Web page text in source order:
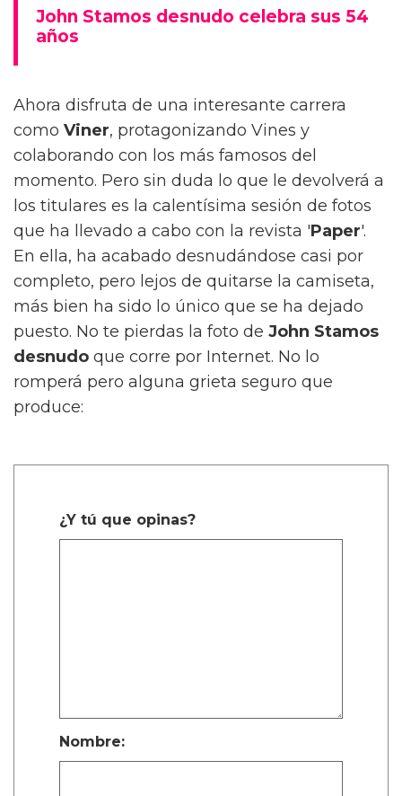
John Stamos desnudo celebra sus 54
años
Ahora disfruta de una interesante carrera
como Viner, protagonizando Vines y
colaborando con los más famosos del
momento. Pero sin duda lo que le devolverá a
los titulares es la calentísima sesión de fotos
que ha llevado a cabo con la revista 'Paper'.
En ella, ha acabado desnudándose casi por
completo, pero lejos de quitarse la camiseta,
más bien ha sido lo único que se ha dejado
puesto. No te pierdas la foto de John Stamos
desnudo que corre por Internet. No lo
romperá pero alguna grieta seguro que
produce:
¿Y tú que opinas?
Nombre: